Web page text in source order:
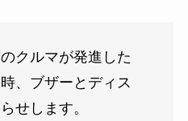
クルマが発進した
、ブザーとディス
せします。